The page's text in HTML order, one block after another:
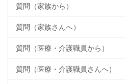
質問（家族から）
質問（家族さんへ）
質問（医療・介護職員から）
質問（医療・介護職員さんへ）